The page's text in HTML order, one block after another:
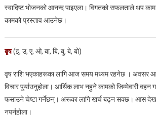
स्वादिष्ट भोजनको आनन्द पाइएला। विगतको सफलताले थप काम
कामको प्रस्ताव आउनेछ।
बृष(इ, उ, ए, ओ, बा, बि, बु, बे, बो)
वृष राशि भएकाहरूका लागि आज समय मध्यम रहनेछ । अवसर आए
विचार पुर्याउनुहोला। आर्थिक लाभ नहुने कामको जिम्मेवारी वहन
फसाउने चेष्टा गर्नेछन्। अरूका लागि खर्च बढ्न सक्छ। आस
नपर्नुहोला।